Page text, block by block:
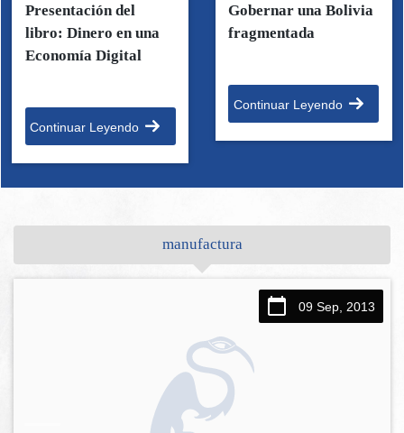
Presentación del
libro: Dinero en una
Economía Digital
Continuar Leyendo
Gobernar una Bolivia
fragmentada
Continuar Leyendo
manufactura
09 Sep, 2013